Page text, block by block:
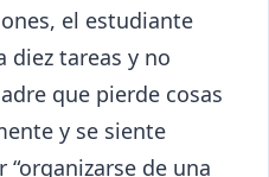
el estudiante
diez tareas y no
que pierde cosas
y se siente
de una